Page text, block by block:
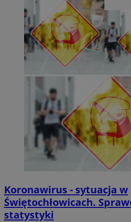
Koronawirus - sytuacja w
Świętochłowicach.
statystyki